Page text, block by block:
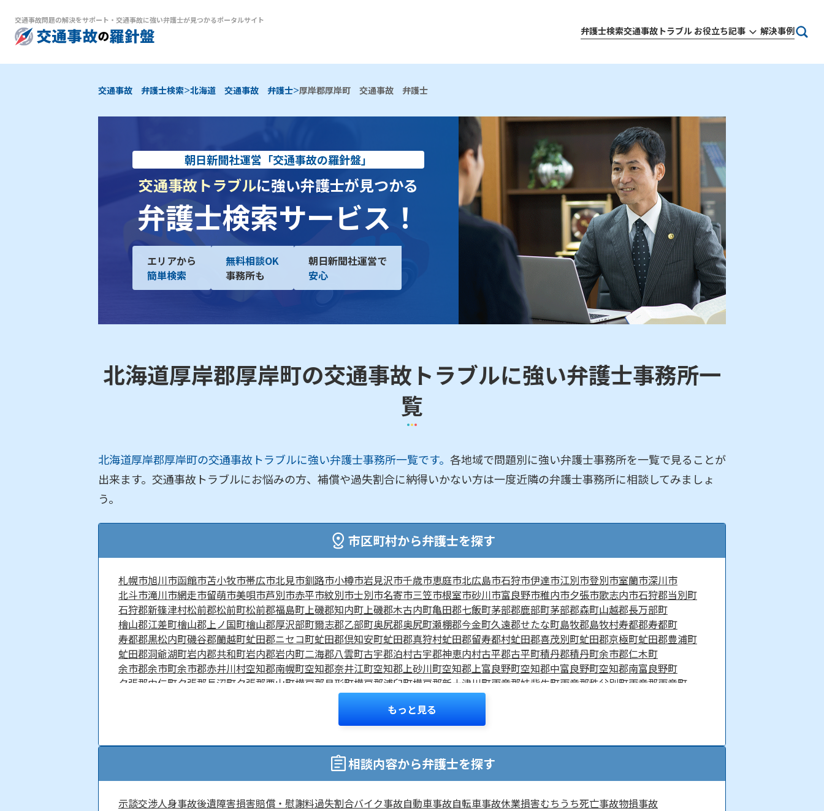
交通事故問題の解決をサポート ・ 交通事故に強い弁護士が見つかるポータルサイト
弁護士検索交通事故トラブル お役立ち記事 解決事例
交通事故 弁護士検索>北海道 交通事故 弁護士>厚岸郡厚岸町 交通事故 弁護士
朝日新聞社運営「交通事故の羅針盤」
交通事故トラブルに強い弁護士が見つかる
弁護士検索サービス！
エリアから
簡単検索
無料相談OK
事務所も
朝日新聞社運営で
安心
北海道厚岸郡厚岸町の交通事故トラブルに強い弁護士事務所一
覧
北海道厚岸郡厚岸町の交通事故トラブルに強い弁護士事務所一覧です。 各地域で問題別に強い弁護士事務所を一覧で見ることが
出来ます。交通事故トラブルにお悩みの方、補償や過失割合に納得いかない方は一度近隣の弁護士事務所に相談してみましょ
う。
市区町村から弁護士を探す
札幌市旭川市函館市苫小牧市帯広市北見市釧路市小樽市岩見沢市千歳市恵庭市北広島市石狩市伊達市江別市登別市室蘭市深川市
北斗市滝川市網走市留萌市美唄市芦別市赤平市紋別市士別市名寄市三笠市根室市砂川市富良野市稚内市夕張市歌志内市石狩郡当別町
石狩郡新篠津村松前郡松前町松前郡福島町上磯郡知内町上磯郡木古内町亀田郡七飯町茅部郡鹿部町茅部郡森町山越郡長万部町
檜山郡江差町檜山郡上ノ国町檜山郡厚沢部町爾志郡乙部町奥尻郡奥尻町瀬棚郡今金町久遠郡せたな町島牧郡島牧村寿都郡寿都町
寿都郡黒松内町磯谷郡蘭越町虻田郡ニセコ町虻田郡倶知安町虻田郡真狩村虻田郡留寿都村虻田郡喜茂別町虻田郡京極町虻田郡豊浦町
虻田郡洞爺湖町岩内郡共和町岩内郡岩内町二海郡八雲町古宇郡泊村古宇郡神恵内村古平郡古平町積丹郡積丹町余市郡仁木町
余市郡余市町余市郡赤井川村空知郡南幌町空知郡奈井江町空知郡上砂川町空知郡上富良野町空知郡中富良野町空知郡南富良野町
夕張郡由仁町夕張郡長沼町夕張郡栗山町樺戸郡月形町樺戸郡浦臼町樺戸郡新十津川町雨竜郡妹背牛町雨竜郡秩父別町雨竜郡雨竜町
勇払郡厚真町勇払郡安平町勇払郡むかわ町上川郡東神楽町
上川郡東川町上川郡美瑛町上川郡和寒町上川郡剣淵町
中川郡音威子府村中川郡中川町中川郡幕別町
増毛郡増毛町留萌郡小平町苫前郡苫前町苫前郡羽幌町苫前郡初山別村天塩郡遠別町天塩郡天塩町天塩郡豊富町天塩郡幌延町
枝幸郡枝幸町礼文郡礼文町利尻郡利尻町利尻郡利尻富士町
斜里郡小清水町常呂郡訓子府町 常呂郡置戸町常呂郡佐呂間町
紋別郡滝上町紋別郡興部町紋別郡西興部村紋別郡雄武町有珠郡壮瞥町白老郡白老町沙流郡日高町沙流郡平取町新冠郡新冠町
浦河郡浦河町様似郡様似町幌泉郡えりも町日高郡新ひだか町河東郡音更町河東郡士幌町河東郡上士幌町 河東郡鹿追町河西郡芽室町
もっと見る
相談内容から弁護士を探す
示談交渉人身事故後遺障害損害賠償・慰謝料過失割合バイク事故自動車事故自転車事故休業損害むちうち死亡事故物損事故